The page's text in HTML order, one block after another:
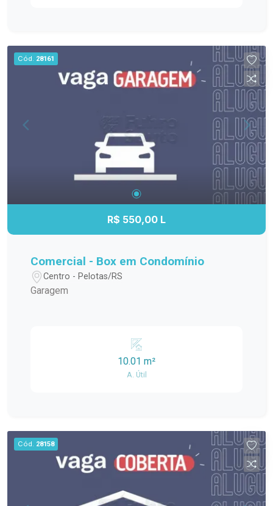
de ensino, tornando sua vida mais prática e
conveniente.
Cód. 28161
R$ 550,00 L
Comercial - Box em Condomínio
Centro - Pelotas/RS
Garagem
10.01 m²
A. Útil
Cód. 28158